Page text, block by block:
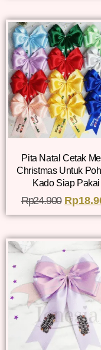
Pita Natal Cetak
Christmas Untuk
Kado Siap Pakai
Rp24.900 Rp